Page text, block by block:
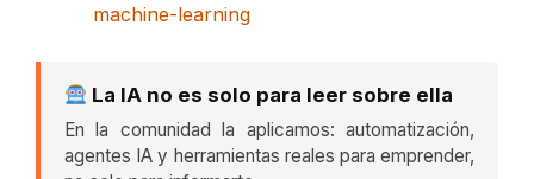
machine-learning
La IA no es solo para leer sobre ella
En la comunidad la aplicamos: automatización,
agentes IA y herramientas reales para emprender,